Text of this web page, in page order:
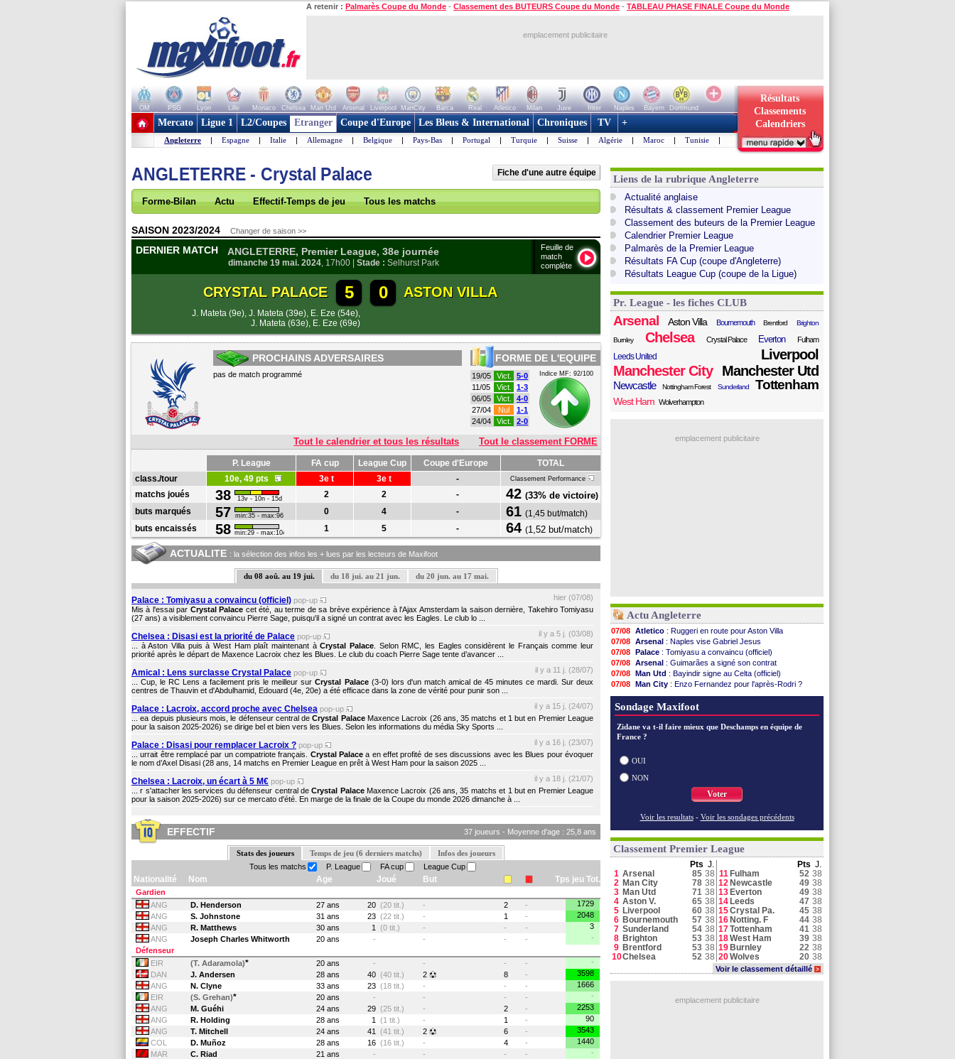
A retenir : Palmarès Coupe du Monde - Classement des BUTEURS Coupe du Monde - TABLEAU PHASE FINALE Coupe du Monde
emplacement publicitaire
OM PSG Lyon Lille Monaco Chelsea Man Utd Arsenal Liverpool ManCity Barca Real Atletico Milan Juve Inter Naples Bayern
Dortmund
+ de clubs
Résultats
Classements
Calendriers
Mercato Ligue 1 L2/Coupes Etranger Coupe d'Europe Les Bleus & International Chroniques TV +
Angleterre | Espagne | Italie | Allemagne | Belgique | Pays-Bas | Portugal | Turquie | Suisse | Algérie | Maroc | Tunisie |
ANGLETERRE - Crystal Palace Fiche d'une autre équipe
Forme-Bilan Actu Effectif-Temps de jeu Tous les matchs
SAISON 2023/2024
Changer de saison >>
Feuille de
match
complète
DERNIER MATCH ANGLETERRE, Premier League, 38e journée
dimanche 19 mai. 2024, 17h00 | Stade : Selhurst Park
CRYSTAL PALACE 5 0 ASTON VILLA
J. Mateta (9e), J. Mateta (39e), E. Eze (54e),
J. Mateta (63e), E. Eze (69e)
PROCHAINS ADVERSAIRES
pas de match programmé
FORME DE L'EQUIPE
Indice MF: 92/100
19/05 Vict.
5-0
11/05
Vict.
1-3
06/05
Vict.
4-0
27/04
Nul
1-1
24/04
Vict. 2-0
Tout le calendrier et tous les résultats Tout le classement FORME
P. League FA cup League Cup Coupe d'Europe
TOTAL
class./tour
10e, 49 pts 3e t 3e t - Classement Performance
matchs joués 38 13v - 10n - 15d 2 2 - 42 (33% de victoire)
buts marqués
57 min:35 - max:96 0 4 - 61 (1,45 but/match)
buts encaissés
58 min:29 - max:104 1 5 - 64 (1,52 but/match)
ACTUALITE : la sélection des infos les + lues par les lecteurs de Maxifoot
du 08 aoû. au 19 jui. du 18 jui. au 21 jun. du 20 jun. au 17 mai.
Palace : Tomiyasu a convaincu (officiel) pop-up
hier (07/08)
Mis à l'essai par Crystal Palace cet été, au terme de sa brève expérience à l'Ajax Amsterdam la saison dernière, Takehiro Tomiyasu
(27 ans) a visiblement convaincu Pierre Sage, puisqu'il a signé un contrat avec les Eagles. Le club lo ...
Chelsea : Disasi est la priorité de Palace pop-up
il y a 5 j. (03/08)
... à Aston Villa puis à West Ham plaît maintenant àCrystal Palace . Selon RMC, les Eagles considèrent le Français comme leur
priorité après le départ de Maxence Lacroix chez les Blues. Le club du coach Pierre Sage tente d’avancer ...
Amical : Lens surclasse Crystal Palace pop-up
il y a 11 j. (28/07)
... Cup, le RC Lens a facilement pris le meilleur surCrystal Palace(3-0) lors d'un match amical de 45 minutes ce mardi. Sur deux
centres de Thauvin et d'Abdulhamid, Edouard (4e, 20e) a été efficace dans la zone de vérité pour punir son ...
Palace : Lacroix, accord proche avec Chelsea pop-up
il y a 15 j. (24/07)
... ea depuis plusieurs mois, le défenseur central deCrystal PalaceMaxence Lacroix (26 ans, 35 matchs et 1 but en Premier League
pour la saison 2025-2026) se dirige bel et bien vers les Blues. Selon les informations du média Sky Sports ...
Palace : Disasi pour remplacer Lacroix ? pop-up
il y a 16 j. (23/07)
... urrait être remplacé par un compatriote français. Crystal Palace a en effet profité de ses discussions avec les Blues pour évoquer
le nom d’Axel Disasi (28 ans, 14 matchs en Premier League en prêt à West Ham pour la saison 2025 ...
Chelsea : Lacroix, un écart à 5 M€ pop-up
il y a 18 j. (21/07)
... r s'attacher les services du défenseur central deCrystal PalaceMaxence Lacroix (26 ans, 35 matchs et 1 but en Premier League
pour la saison 2025-2026) sur ce mercato d'été. En marge de la finale de la Coupe du monde 2026 dimanche à ...
EFFECTIF 37 joueurs - Moyenne d'age : 25,8 ans
Stats des joueurs Temps de jeu (6 derniers matchs)
Infos des joueurs
Tous les matchs
P. League FA cup League Cup
Nationalité Nom Age Joué But Tps jeu Tot.
Gardien
ANG
D. Henderson 27 ans 20 (20 tit.) - 2 -
1729
ANG
S. Johnstone 31 ans 23 (22 tit.) - 1 -
2048
ANG
R. Matthews 30 ans 1 (0 tit.) - - -
3
ANG
Joseph Charles Whitworth 20 ans - - - -
-
Défenseur
EIR
(T. Adaramola)* 20 ans - - - -
-
DAN
J. Andersen 28 ans 40 (40 tit.) 2 8 -
3598
ANG
N. Clyne 33 ans 23 (18 tit.) - - -
1666
EIR
(S. Grehan)* 20 ans - - - -
-
ANG
M. Guéhi 24 ans 29 (25 tit.) - 2 -
2253
ANG
R. Holding 28 ans 1 (1 tit.) - 1 -
90
ANG
T. Mitchell 24 ans 41 (41 tit.) 2 6 -
3543
COL
D. Muñoz 28 ans 16 (16 tit.) - 4 -
1440
MAR
C. Riad 21 ans - - - -
-
Liens de la rubrique Angleterre
Actualité anglaise
Résultats & classement Premier League
Classement des buteurs de la Premier League
Calendrier Premier League
Palmarès de la Premier League
Résultats FA Cup (coupe d'Angleterre)
Résultats League Cup (coupe de la Ligue)
Pr. League - les fiches CLUB
Arsenal Aston Villa Bournemouth Brentford Brighton
Burnley Chelsea Crystal Palace Everton Fulham
Leeds United
Liverpool
Manchester City
Manchester Utd
Newcastle Nottingham Forest Sunderland Tottenham
West Ham Wolverhampton
emplacement publicitaire
Actu Angleterre
07/08 Atletico : Ruggeri en route pour Aston Villa
07/08 Arsenal : Naples vise Gabriel Jesus
07/08 Palace : Tomiyasu a convaincu (officiel)
07/08 Arsenal : Guimarães a signé son contrat
07/08 Man Utd : Bayindir signe au Celta (officiel)
07/08 Man City : Enzo Fernandez pour l'après-Rodri ?
07/08 Dortmund: Newcastle est prévenu pour Nmecha
07/08 Tottenham: Van de Ven va prolonger
06/08 Man City: Trafford à Leeds pour 47 M€ (off.)
06/08 Man Utd: Zirkzee vers la Juventus ?
06/08 Arsenal
06/08
Séville
06/08
Arsenal
Voir toutes les brèves
Sondage Maxifoot
Zidane va t-il faire mieux que Deschamps en équipe de
France ?
OUI
NON
Voter
Voir les resultats - Voir les sondages précédents
Classement Premier League
Pts J. Pts J.
1 Arsenal 85 38 11 Fulham 52 38
2 Man City 78 38 12 Newcastle 49 38
3 Man Utd 71 38 13 Everton 49 38
4 Aston V. 65 38 14 Leeds 47 38
5 Liverpool 60 38 15Crystal Pa. 45 38
6 Bournemouth 57 38 16 Notting. F 44 38
7 Sunderland 54 38 17Tottenham 41 38
8 Brighton 53 38 18West Ham 39 38
9 Brentford 53 38 19 Burnley 22 38
10Chelsea 52 38 20Wolves 20 38
Voir le classement détaillé >
emplacement publicitaire